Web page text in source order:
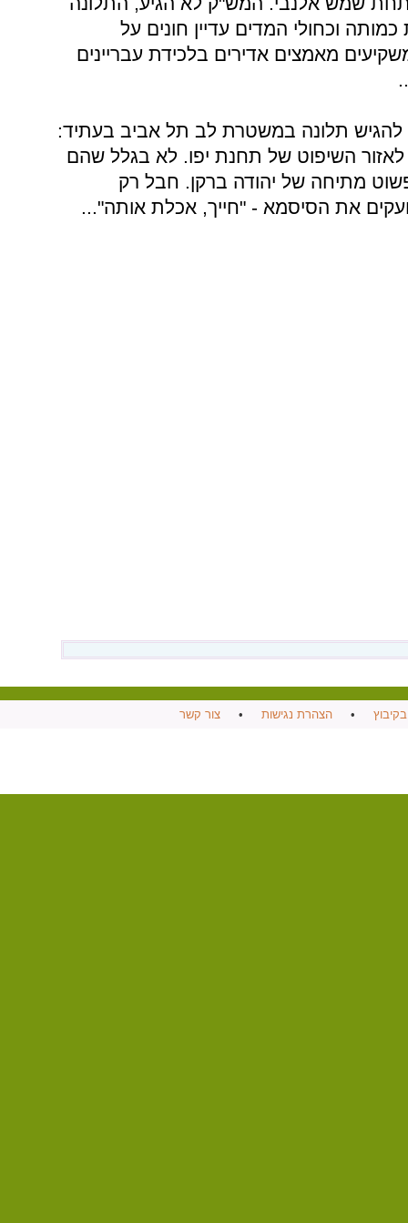
וכחולי המדים עדיין חונים על
מאמצים אדירים בלכידת עבריינים
להגיש תלונה במשטרת לב תל אביב בעתיד:
השיפוט של תחנת יפו. לא בגלל שהם
פשוט מתיחה של יהודה ברקן. חבל רק
את הסיסמא - "חייך, אכלת אותה"...
•הצהרת נגישות •צור קשר